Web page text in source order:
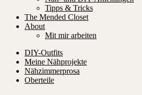
Tipps & Tricks
The Mended Closet
About
Mit mir arbeiten
DIY-Outfits
Meine Nähprojekte
Nähzimmerprosa
Oberteile